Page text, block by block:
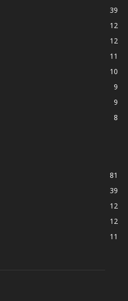
39
12
12
11
10
9
9
8
81
39
12
12
11